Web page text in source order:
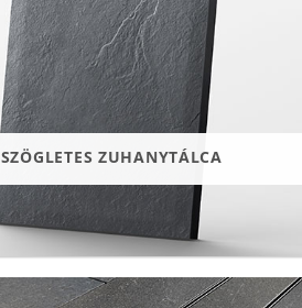
SZÖGLETES ZUHANYTÁLCA